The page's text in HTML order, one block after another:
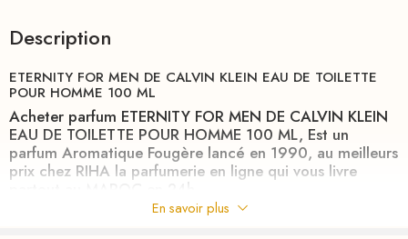
Description
ETERNITY FOR MEN DE CALVIN KLEIN EAU DE TOILETTE
POUR HOMME 100 ML
Acheter parfum ETERNITY FOR MEN DE CALVIN KLEIN
EAU DE TOILETTE POUR HOMME 100 ML, Est un
parfum Aromatique Fougère lancé en 1990, au meilleurs
prix chez RIHA la parfumerie en ligne qui vous livre
partout au MAROC en 24h.
Eternity for men reflète l’esprit de l’homme
En savoir plus